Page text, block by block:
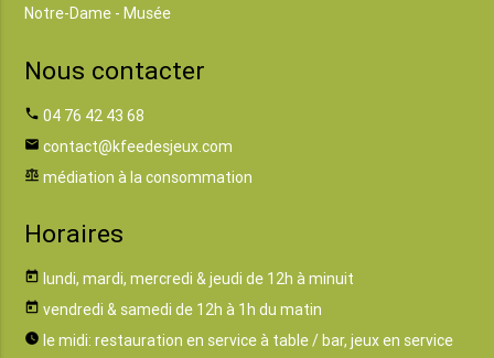
Notre-Dame - Musée
Nous contacter
phone 04 76 42 43 68
email contact@kfeedesjeux.com
balance médiation à la consommation
Horaires
today lundi, mardi, mercredi & jeudi de 12h à minuit
today vendredi & samedi de 12h à 1h du matin
watch_later le midi: restauration en service à table / bar, jeux en service